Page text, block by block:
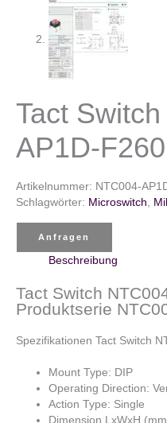
Tact
AP1D-
Artikelnummer: NTC004-
Schlagwörter: Microswitch,
Anfragen
Beschreibung
Tact Switch
Produktserie
Spezifikationen Tact Switch
Mount Type: DIP
Operating Direction:
Action Type: Single
Dimension LxWxH